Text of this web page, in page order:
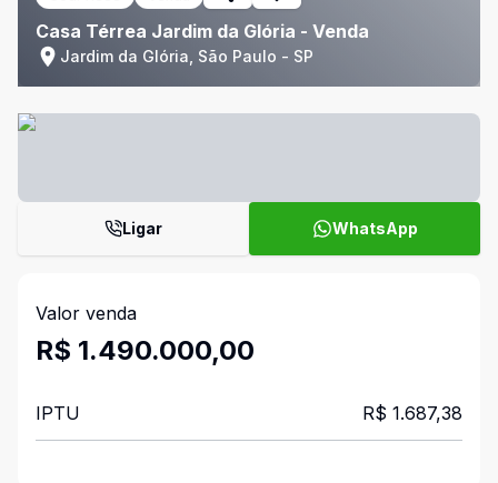
Casa Térrea Jardim da Glória - Venda
Jardim da Glória, São Paulo - SP
Ligar WhatsApp
Valor venda
R$ 1.490.000,00
IPTU R$ 1.687,38